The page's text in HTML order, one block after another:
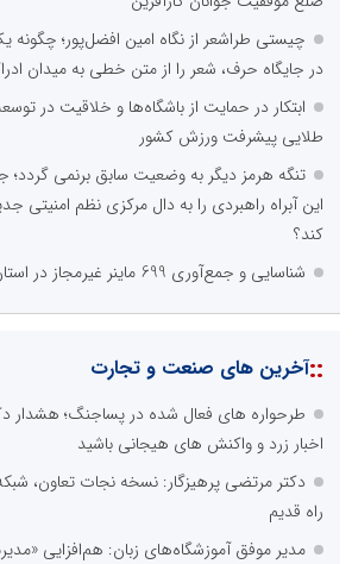
چیستی طراشعر از نگاه امین افضل‌پور؛ چگونه
در جایگاه حرف، شعر را از متن خطی به میدان
ابتکار در حمایت از باشگاه‌ها و خلاقیت در
طلایی پیشرفت ورزش کشور
تنگه هرمز دیگر به وضعیت سابق برنمی گردد؛
این آبراه راهبردی را به دال مرکزی نظم امنیتی
کند؟
شناسایی و جمع‌آوری 699 ماینر غیرمجاز در استان تهران
::آخرین های صنعت و تجارت
طرحواره های فعال شده در پساجنگ؛ هشدار
اخبار زرد و واکنش های هیجانی باشید
دکتر مرتضی پرهیزگار: نسخه نجات تعاون،
راه قدیم
مدیر موفق آموزشگاه‌های زبان: هم‌افزایی